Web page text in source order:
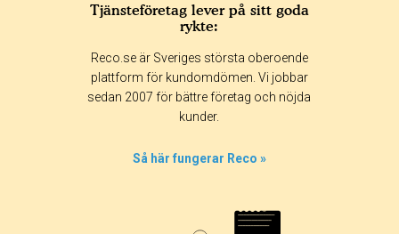
Tjänsteföretag lever på sitt goda
rykte:
Reco.se är Sveriges största oberoende
plattform för kundomdömen. Vi jobbar
sedan 2007 för bättre företag och nöjda
kunder.
Så här fungerar Reco »